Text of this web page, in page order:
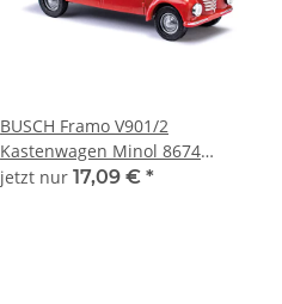
BUSCH Framo V901/2
Kastenwagen Minol 8674
Automodell 1:120
jetzt nur 17,09 € *